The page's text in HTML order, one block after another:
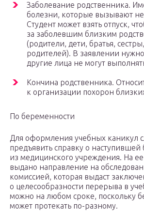
Заболевание родственника.
болезни, которые вызывают
Студент может взять отпуск,
за заболевшим близким
(родители, дети, братья,
родителей). В заявлении нужно
другие лица не могут
Кончина родственника.
к организации похорон
По беременности
Для оформления учебных каникул
предъявить справку о
из медицинского учреждения. На
выдано направление на
комиссией, которая выдаст
о целесообразности перерыва в
можно на любом сроке, поскольку
может протекать по-разному.